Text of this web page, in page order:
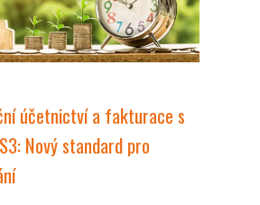
účetnictví a fakturace s
Nový standard pro